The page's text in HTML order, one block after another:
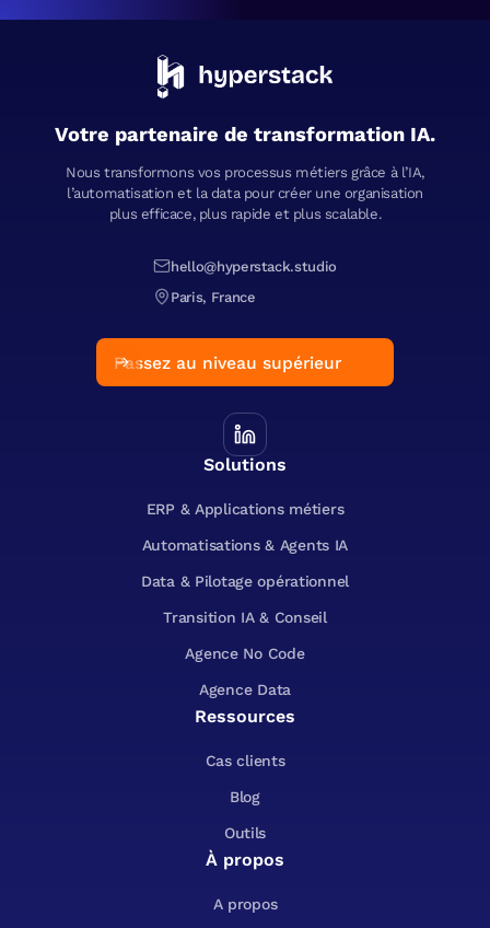
Votre partenaire de transformation IA.
Nous transformons vos processus métiers grâce à l’IA,
l’automatisation et la data pour créer une organisation
plus efficace, plus rapide et plus scalable.
hello@hyperstack.studio
Paris, France
Passez au niveau supérieur
Solutions
ERP & Applications métiers
Automatisations & Agents IA
Data & Pilotage opérationnel
Transition IA & Conseil
Agence No Code
Agence Data
Ressources
Cas clients
Blog
Outils
À propos
A propos